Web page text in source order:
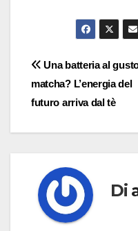
articoli
Una batteria al
matcha? L’energia del
futuro arriva dal tè
Di